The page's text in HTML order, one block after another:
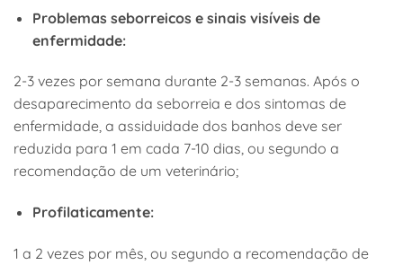
Problemas seborreicos e sinais visíveis de
enfermidade:
2-3 vezes por semana durante 2-3 semanas. Após o
desaparecimento da seborreia e dos sintomas de
enfermidade, a assiduidade dos banhos deve ser
reduzida para 1 em cada 7-10 dias, ou segundo a
recomendação de um veterinário;
Profilaticamente:
1 a 2 vezes por mês, ou segundo a recomendação de